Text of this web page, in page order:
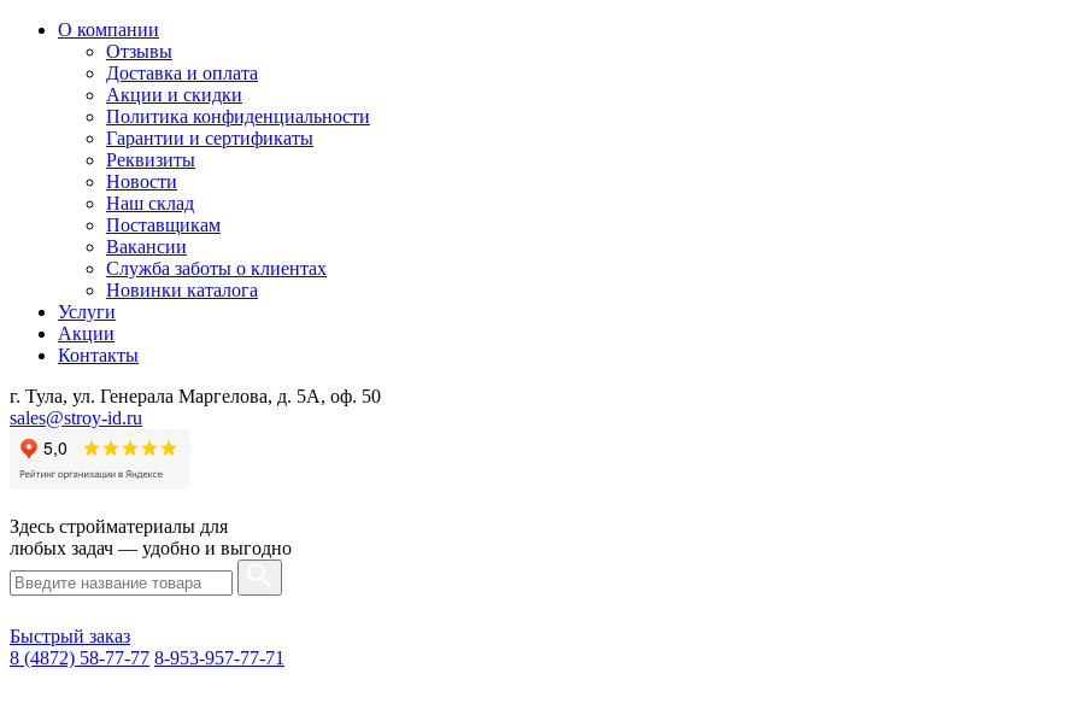
О компании
Отзывы
Доставка и оплата
Акции и скидки
Политика конфиденциальности
Гарантии и сертификаты
Реквизиты
Новости
Наш склад
Поставщикам
Вакансии
Служба заботы о клиентах
Новинки каталога
Услуги
Акции
Контакты
г. Тула, ул. Генерала Маргелова, д. 5А, оф. 50
sales@stroy-id.ru
Здесь стройматериалы для
любых задач — удобно и выгодно
Быстрый заказ
8 (4872) 58-77-77 8-953-957-77-71